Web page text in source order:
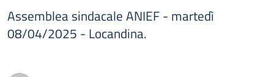
Assemblea sindacale ANIEF - martedì
08/04/2025 - Locandina.